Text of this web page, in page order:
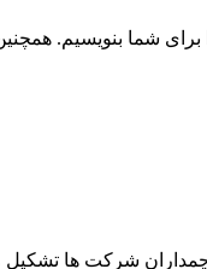
شما بنویسیم. همچنین
شرکت ها